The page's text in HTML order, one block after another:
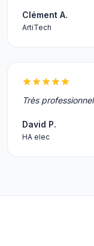
Clément A.
ArtiTech
Très professionnel
David P.
HA elec